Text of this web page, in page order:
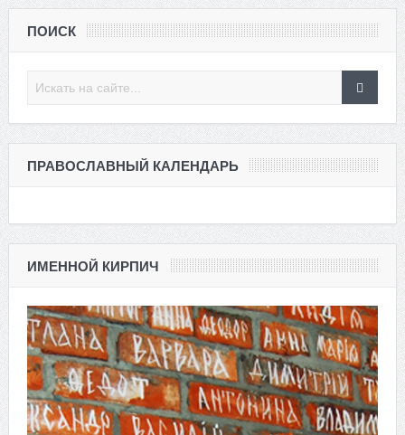
ПОИСК
ПРАВОСЛАВНЫЙ КАЛЕНДАРЬ
ИМЕННОЙ КИРПИЧ